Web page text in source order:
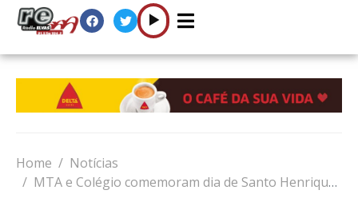
Home
Notícias
MTA e Colégio comemoram dia de Santo Henrique de Ossó